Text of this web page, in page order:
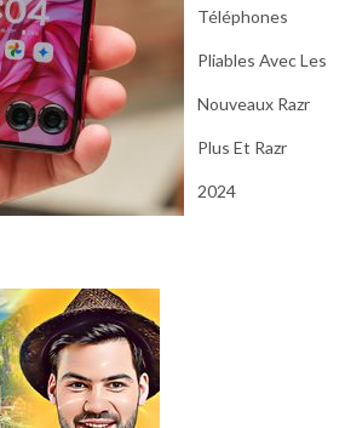
Téléphones
Pliables Avec Les
Nouveaux Razr
Plus Et Razr
2024